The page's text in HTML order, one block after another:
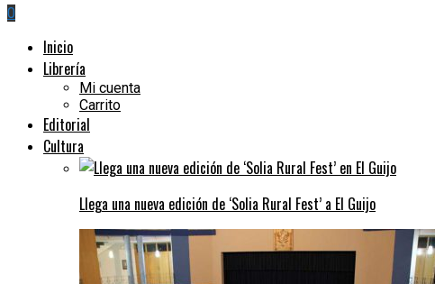
0
Inicio
Librería
Mi cuenta
Carrito
Editorial
Cultura
Llega una nueva edición de ‘Solia Rural Fest’ a El Guijo